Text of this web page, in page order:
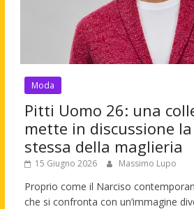
Moda
Pitti Uomo 26: una
mette in discussione
stessa della maglieria
15 Giugno 2026 Massimo Lupo
Proprio come il Narciso
che si confronta con un’immagine